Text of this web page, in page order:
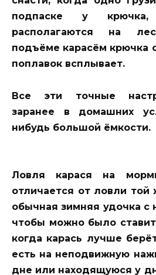
подпаске у
располагаются на
подъёме карасём крючка
поплавок всплывает.
Все эти точные
заранее в домашних
нибудь большой ёмкости.
Ловля карася на
отличается от ловли
обычная зимняя удочка с
чтобы можно было
когда карась лучше
есть на неподвижную
дне или находящуюся у